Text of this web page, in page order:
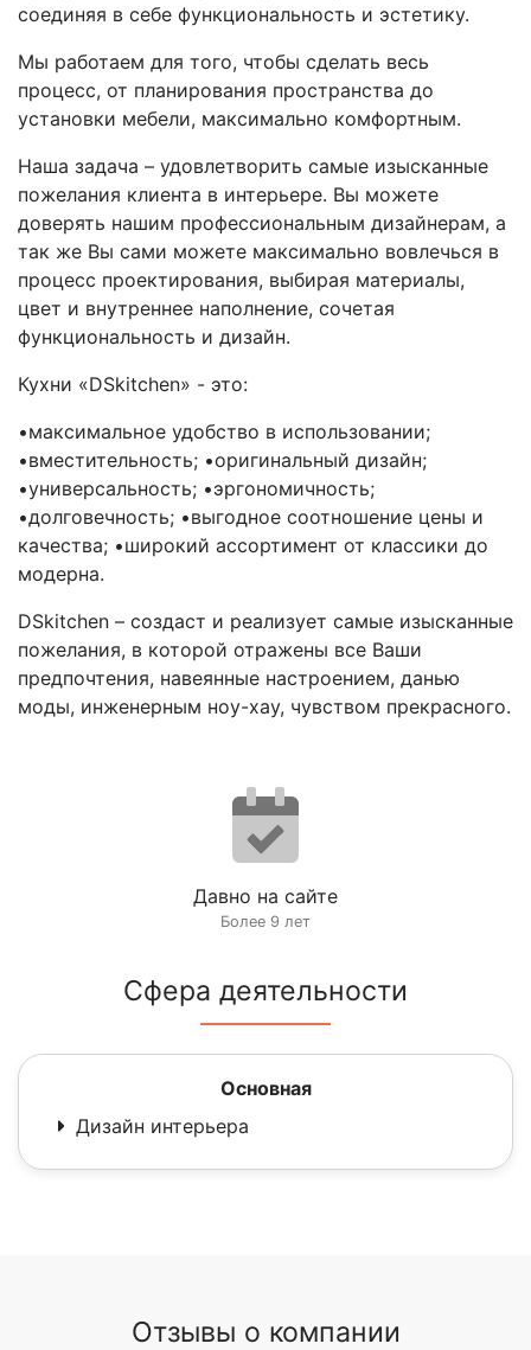
соединяя в себе функциональность и эстетику.
Мы работаем для того, чтобы сделать весь
процесс, от планирования пространства до
установки мебели, максимально комфортным.
Наша задача – удовлетворить самые изысканные
пожелания клиента в интерьере. Вы можете
доверять нашим профессиональным дизайнерам, а
так же Вы сами можете максимально вовлечься в
процесс проектирования, выбирая материалы,
цвет и внутреннее наполнение, сочетая
функциональность и дизайн.
Кухни «DSkitchen» - это:
•максимальное удобство в использовании;
•вместительность; •оригинальный дизайн;
•универсальность; •эргономичность;
•долговечность; •выгодное соотношение цены и
качества; •широкий ассортимент от классики до
модерна.
DSkitchen – создаст и реализует самые изысканные
пожелания, в которой отражены все Ваши
предпочтения, навеянные настроением, данью
моды, инженерным ноу-хау, чувством прекрасного.
Давно на сайте
Более 9 лет
Сфера деятельности
Основная
Дизайн интерьера
Отзывы о компании